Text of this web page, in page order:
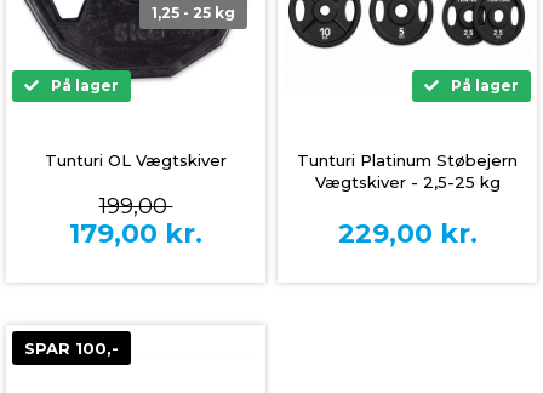
1,25 - 25 kg
På lager
Tunturi OL Vægtskiver
199,00
179,00 kr.
På lager
Tunturi Platinum Støbejern
Vægtskiver - 2,5-25 kg
229,00 kr.
SPAR 100,-